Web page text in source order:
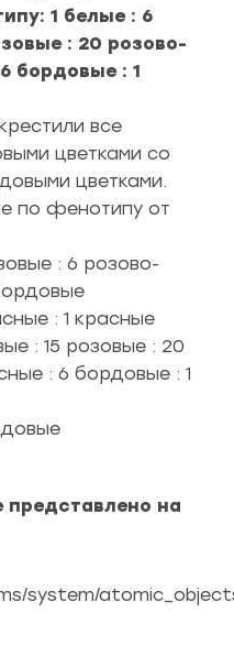
1 белые : 6
: 20 розово-
бордовые : 1
все
цветками со
цветками.
по фенотипу от
: 6 розово-
: 1 красные
: 15 розовые : 20
: 6 бордовые : 1
представлено на